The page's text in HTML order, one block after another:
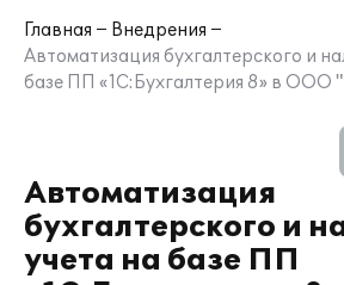
Главная
Внедрения
Автоматизация бухгалтерского и
базе ПП «1С:Бухгалтерия 8» в ООО
Автоматизация
бухгалтерского и
учета на базе ПП